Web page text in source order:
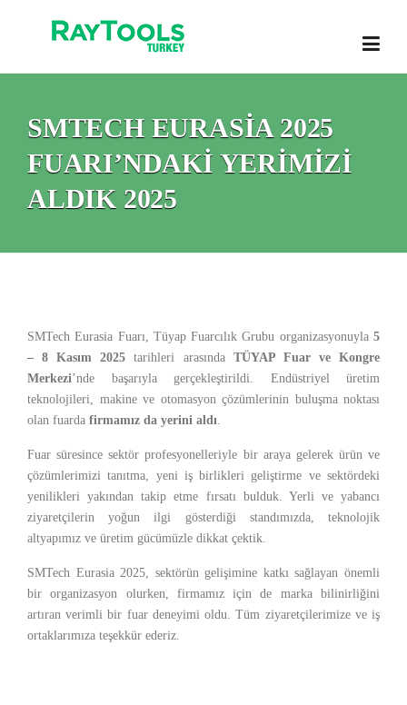
SMTECH EURASIA 2025
FUARI’NDAKI YERIMIZI
ALDIK 2025
SMTech Eurasia Fuarı, Tüyap Fuarcılık Grubu organizasyonuyla 5
– 8 Kasım 2025 tarihleri arasında TÜYAP Fuar ve Kongre
Merkezi’nde başarıyla gerçekleştirildi. Endüstriyel üretim
teknolojileri, makine ve otomasyon çözümlerinin buluşma noktası
olan fuarda firmamız da yerini aldı.
Fuar süresince sektör profesyonelleriyle bir araya gelerek ürün ve
çözümlerimizi tanıtma, yeni iş birlikleri geliştirme ve sektördeki
yenilikleri yakından takip etme fırsatı bulduk. Yerli ve yabancı
ziyaretçilerin yoğun ilgi gösterdiği standımızda, teknolojik
altyapımız ve üretim gücümüzle dikkat çektik.
SMTech Eurasia 2025, sektörün gelişimine katkı sağlayan önemli
bir organizasyon olurken, firmamız için de marka bilinirliğini
artıran verimli bir fuar deneyimi oldu. Tüm ziyaretçilerimize ve iş
ortaklarımıza teşekkür ederiz.